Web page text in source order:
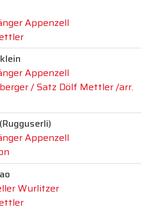
Appenzell
Appenzell
/ Satz Dölf Mettler /arr.
Appenzell
Wurlitzer